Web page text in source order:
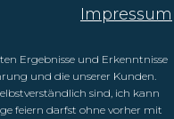
Impressum
Ergebnisse und Erkenntnisse
und die unserer Kunden.
sind, ich kann
feiern darfst ohne vorher mit